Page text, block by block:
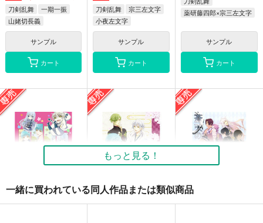
きずなのレシピ
ぱらのいあいずむ
220円（税込）
NARUTO
サンプル
カート
ひだまり
ぱらのいあいずむ
550円（税込）
NARUTO
カカシ×ナルト
サンプル
カート
江雪左文字は今日も胃
が痛い
ぱらのいあいずむ
550円（税込）
太郎太刀
燭台切光忠
カート
刀剣乱舞
一期一振
山姥切長義
江雪左文字
サンプル
カート
刀剣乱舞
宗三左文字
小夜左文字
太閤左文字
サンプル
カート
薬研藤四郎×宗三左文字
サンプル
カート
もっと見る！
一緒に買われている同人作品または類似商品